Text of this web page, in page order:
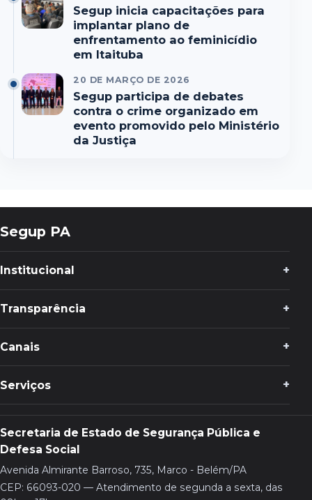
Segup inicia capacitações para
implantar plano de
enfrentamento ao feminicídio
em Itaituba
20 DE MARÇO DE 2026
Segup participa de debates
contra o crime organizado em
evento promovido pelo Ministério
da Justiça
Segup PA
Institucional
Transparência
Canais
Serviços
Secretaria de Estado de Segurança Pública e
Defesa Social
Avenida Almirante Barroso, 735, Marco - Belém/PA
CEP: 66093-020 — Atendimento de segunda a sexta, das